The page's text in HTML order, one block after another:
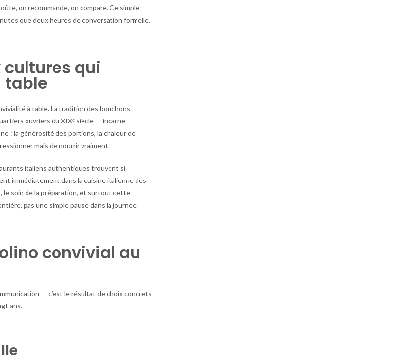
on recommande, on compare. Ce simple
que deux heures de conversation formelle.
cultures qui
table
à table. La tradition des bouchons
ouvriers du XIXᵉ siècle — incarne
: la générosité des portions, la chaleur de
mais de nourrir vraiment.
italiens authentiques trouvent si
immédiatement dans la cuisine italienne des
le soin de la préparation, et surtout cette
pas une simple pause dans la journée.
convivial au
— c’est le résultat de choix concrets
ans.